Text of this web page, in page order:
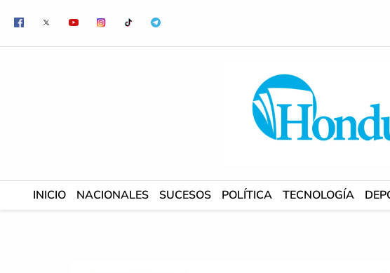
contenido
INICIO NACIONALES SUCESOS POLÍTICA TECNOLOGÍA